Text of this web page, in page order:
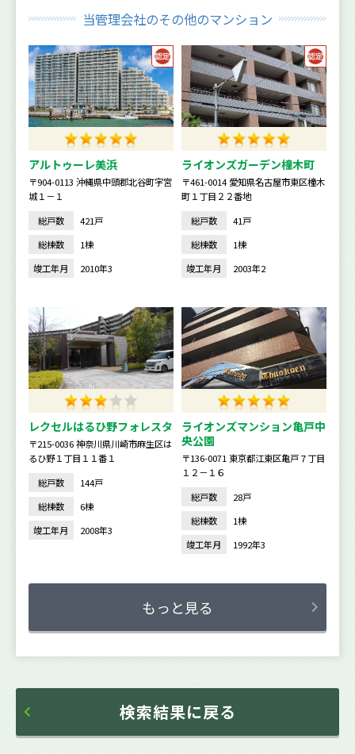
当管理会社のその他のマンション
アルトゥーレ美浜
〒904-0113 沖縄県中頭郡北谷町字宮
城１－１
総戸数
421戸
総棟数
1棟
竣工年月
2010年3
ライオンズガーデン橦木町
〒461-0014 愛知県名古屋市東区橦木
町１丁目２２番地
総戸数
41戸
総棟数
1棟
竣工年月
2003年2
レクセルはるひ野フォレスタ
〒215-0036 神奈川県川崎市麻生区は
るひ野１丁目１１番１
総戸数
144戸
総棟数
6棟
竣工年月
2008年3
ライオンズマンション亀戸中
央公園
〒136-0071 東京都江東区亀戸７丁目
１２－１６
総戸数
28戸
総棟数
1棟
竣工年月
1992年3
もっと見る
検索結果に戻る